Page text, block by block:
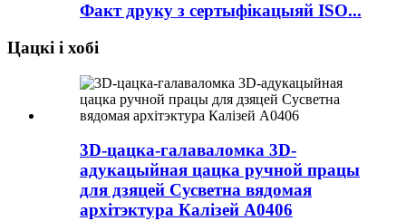
Факт друку з сертыфікацыяй ISO...
Цацкі і хобі
3D-цацка-галаваломка 3D-
адукацыйная цацка ручной працы
для дзяцей Сусветна вядомая
архітэктура Калізей A0406